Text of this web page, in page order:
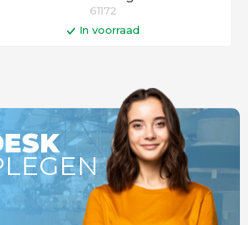
61172
In voorraad
Levertijd 6 - 12 werkdagen